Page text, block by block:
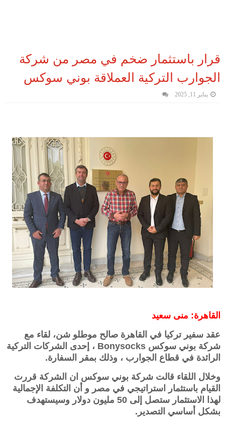
قرار باستثمار ضخم في مصر من شركة
الجوارب التركية العملاقة بوني سوكس
يناير 11, 2025
القاهرة: منى سعيد
عقد سفير تركيا في القاهرة صالح موطلو شن، لقاء مع
شركة بوني سوكس Bonysocks ، إحدى الشركات التركية
الرائدة في قطاع الجوارب ، وذلك بمقر السفارة.
وخلال اللقاء قالت شركة بوني سوكس ان الشركة قررت
القيام باستثمار استراتيجي في مصر و أن التكلفة الإجمالية
لهذا الاستثمار ستصل إلى 50 مليون دولار وسيستهدف
بشكل أساسي التصدير.